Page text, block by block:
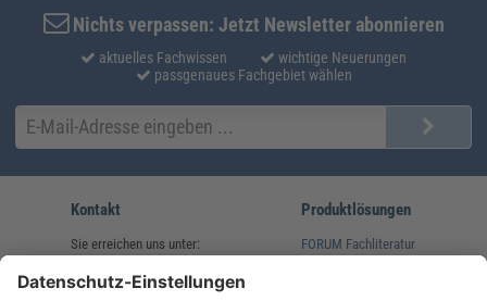
Nichts verpassen: Jetzt Newsletter abonnieren
aktuelles Fachwissen
wichtige Neuerungen
passgenaues Fachgebiet wählen
Kontakt
Sie erreichen uns unter:
(08233) 38 11 23
Produktlösungen
FORUM Fachliteratur